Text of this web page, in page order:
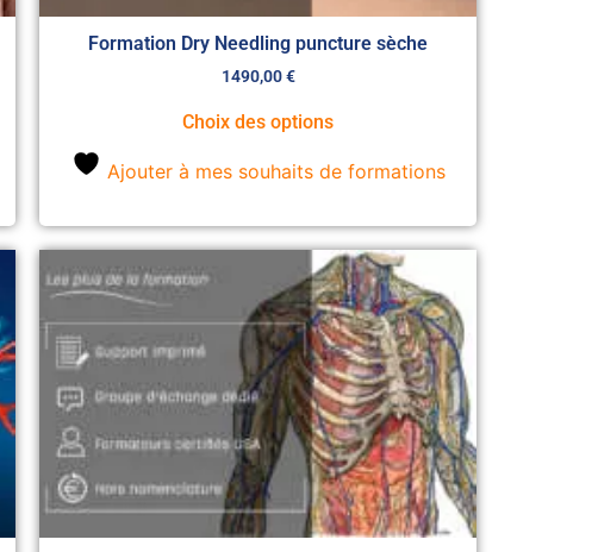
Formation Dry Needling puncture sèche
1490,00€
Choix des options
Ajouter à mes souhaits de formations